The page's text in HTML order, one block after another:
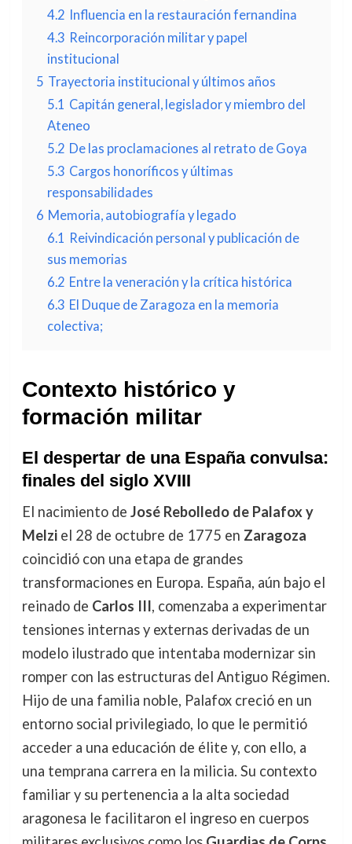
4.2 Influencia en la restauración fernandina
4.3 Reincorporación militar y papel
institucional
5 Trayectoria institucional y últimos años
5.1 Capitán general, legislador y miembro del
Ateneo
5.2 De las proclamaciones al retrato de Goya
5.3 Cargos honoríficos y últimas
responsabilidades
6 Memoria, autobiografía y legado
6.1 Reivindicación personal y publicación de
sus memorias
6.2 Entre la veneración y la crítica histórica
6.3 El Duque de Zaragoza en la memoria
colectiva;
Contexto histórico y
formación militar
El despertar de una España convulsa:
finales del siglo XVIII
El nacimiento de José Rebolledo de Palafox y
Melziel 28 de octubre de 1775 en Zaragoza
coincidió con una etapa de grandes
transformaciones en Europa. España, aún bajo el
reinado de Carlos III, comenzaba a experimentar
tensiones internas y externas derivadas de un
modelo ilustrado que intentaba modernizar sin
romper con las estructuras del Antiguo Régimen.
Hijo de una familia noble, Palafox creció en un
entorno social privilegiado, lo que le permitió
acceder a una educación de élite y, con ello, a
una temprana carrera en la milicia. Su contexto
familiar y su pertenencia a la alta sociedad
aragonesa le facilitaron el ingreso en cuerpos